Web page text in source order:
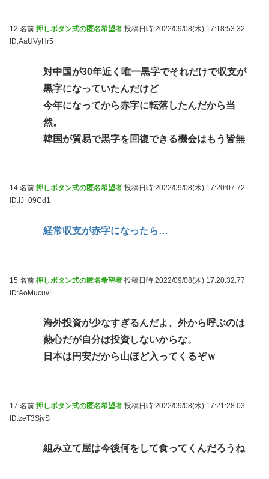
12 名前:押しボタン式の匿名希望者 投稿日時:2022/09/08(木) 17:18:53.32
ID:AaUVyHr5
対中国が30年近く唯一黒字でそれだけで収支が
黒字になっていたんだけど
今年になってから赤字に転落したんだから当
然。
韓国が貿易で黒字を回復できる機会はもう皆無
14 名前:押しボタン式の匿名希望者 投稿日時:2022/09/08(木) 17:20:07.72
ID:lJ+09Cd1
経常収支が赤字になったら…
15 名前:押しボタン式の匿名希望者 投稿日時:2022/09/08(木) 17:20:32.77
ID:AoMucuvL
海外投資が少なすぎるんだよ、外から呼ぶのは
熱心だが自分は投資しないからな。
日本は円安だから山ほど入ってくるぞｗ
17 名前:押しボタン式の匿名希望者 投稿日時:2022/09/08(木) 17:21:28.03
ID:zeT3SjvS
組み立て屋は今後何をして食ってくんだろうね